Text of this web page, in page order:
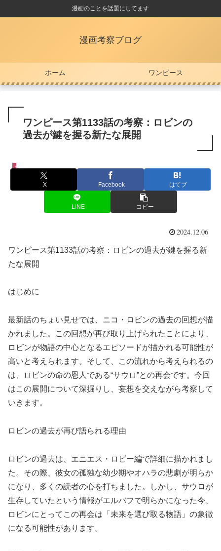
漫画のことを話題にしてます
漫画考察ブログ
ホーム ワンピース
ワンピース第1133話の考察：ロビンの
過去が鍵を握る新たな展開
ワンピース
X Facebook はてブ
LINE コピー
2024.12.06
ワンピース第1133話の考察：ロビンの過去が鍵を握る新
たな展開
はじめに
最新話のちょい見せでは、ニコ・ロビンの過去の回想が描
かれました。この回想が再び取り上げられたことにより、
ロビンが物語の中心となるエピソードが描かれる可能性が
高いと考えられます。そして、この流れから考えられるの
は、ロビンの命の恩人である“サウロ”との再会です。今回
はこの展開について深掘りし、妄想を交えながら考察して
いきます。
ロビンの過去が再び語られる理由
ロビンの過去は、エニエス・ロビー編で詳細に描かれまし
た。その際、彼女の孤独な幼少期やオハラの悲劇が明らか
になり、多くの読者の心を打ちました。しかし、サウロが
生存していたという情報がエルバフで明らかになった今、
ロビンにとってこの再会は「未来を選び取る物語」の象徴
になる可能性があります。